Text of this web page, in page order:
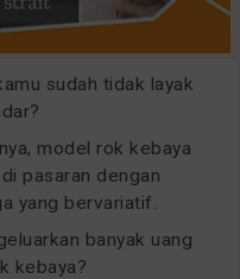
sudah tidak layak
model rok kebaya
pasaran dengan
yang bervariatif.
banyak uang
kebaya?